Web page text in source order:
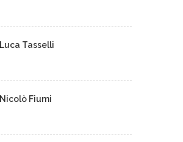
Luca Tasselli
Nicolò Fiumi